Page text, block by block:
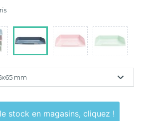
mm
Pour vérifier le stock en magasins, cliquez !